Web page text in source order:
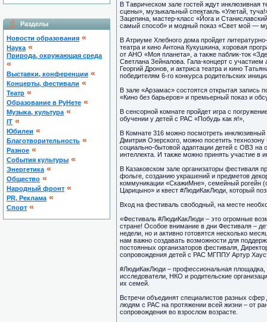
Разделы
Новости образования «
Наука «
Природа, окружающая среда
«
Выставки, конференции «
Концерты, фестивали «
Театр «
Образование в РуНете «
Музыка, культура «
IT «
Юбилеи «
Благотворительность «
Разное «
Cобытия культуры «
Энергетика «
Общество «
Народный фронт «
PR, Реклама «
Спорт «
В Таврическом зале гостей ждут инклюзивная
сцены», музыкальный спектакль «Улетай,
Зацепина, мастер-класс «Йога и
самый способ» и модный показ «Свет мой —
В Атриуме Хлебного дома пройдет
театра и кино Антона Кукушкина, хоровая
от АНО «Моя планета», а также паблик-ток
Светлана Зейналова. Гала-концерт с
Георгий Дронов, и актриса театра и кино
победителям 6-го конкурса родительских
В зале «Арзамас» состоятся открытая запись
«Кино без барьеров» и премьерный показ и
В сенсорной комнате пройдет игра с
обучении у детей с РАС «Побудь как я!»,
В Комнате 316 можно посмотреть
Дмитрия Озерского, можно посетить
социально-бытовой адаптации детей с ОВЗ на
интеллекта. И также можно принять участие в
В Казаковском зале организаторы фестиваля
фольге, созданию украшений и предметов
коммуникации «СкажиМне», семейный рогейн
Царицыно» и квест #ЛюдиКакЛюди, который
Вход на фестиваль свободный, на месте
«Фестиваль #ЛюдиКакЛюди – это огромные
стране! Особое внимание в дни Фестиваля –
недели, но и активно готовятся несколько
нам важно создавать возможности для
постоянных организаторов фестиваля,
сопровождения детей с РАС МГППУ Артур
#ЛюдиКакЛюди – профессиональная площадка,
исследователи, НКО и родительские
их семей.
Встречи объединят специалистов разных
людям с РАС на протяжении всей жизни – от
сопровождения во взрослом возрасте.